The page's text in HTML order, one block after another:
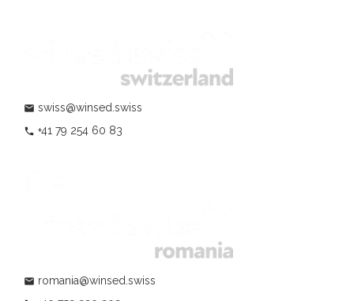
mail swiss@winsed.swiss
phone +41 79 254 60 83
mail romania@winsed.swiss